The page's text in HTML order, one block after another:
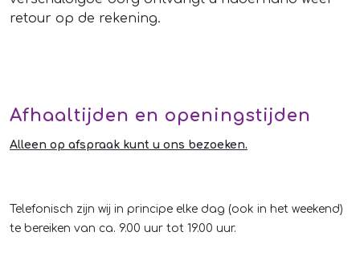
retour op de rekening.
Afhaaltijden en openingstijden
Alleen op afspraak kunt u ons bezoeken.
Telefonisch zijn wij in principe elke dag (ook in het weekend)
te bereiken van ca. 9.00 uur tot 19.00 uur.